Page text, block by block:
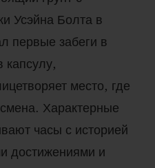
Усэйна Болта в
первые забеги в
капсулу,
место, где
Характерные
часы с историей
достижениями и